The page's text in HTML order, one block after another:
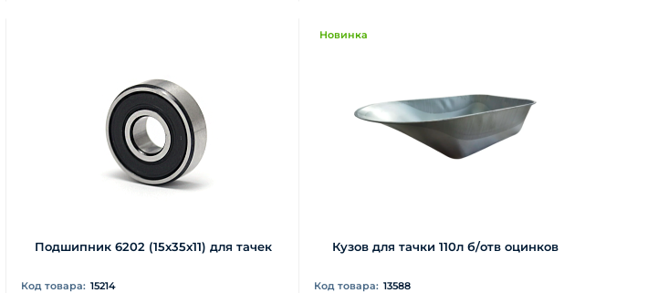
Подшипник 6202 (15х35х11) для тачек
Код товара: 15214
Новинка
Кузов для тачки 110л б/отв оцинков
Код товара: 13588